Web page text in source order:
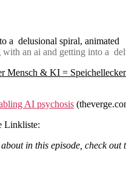
an ai and getting into a
Mensch & KI =
AI psychosis
Linkliste:
in this episode, check out